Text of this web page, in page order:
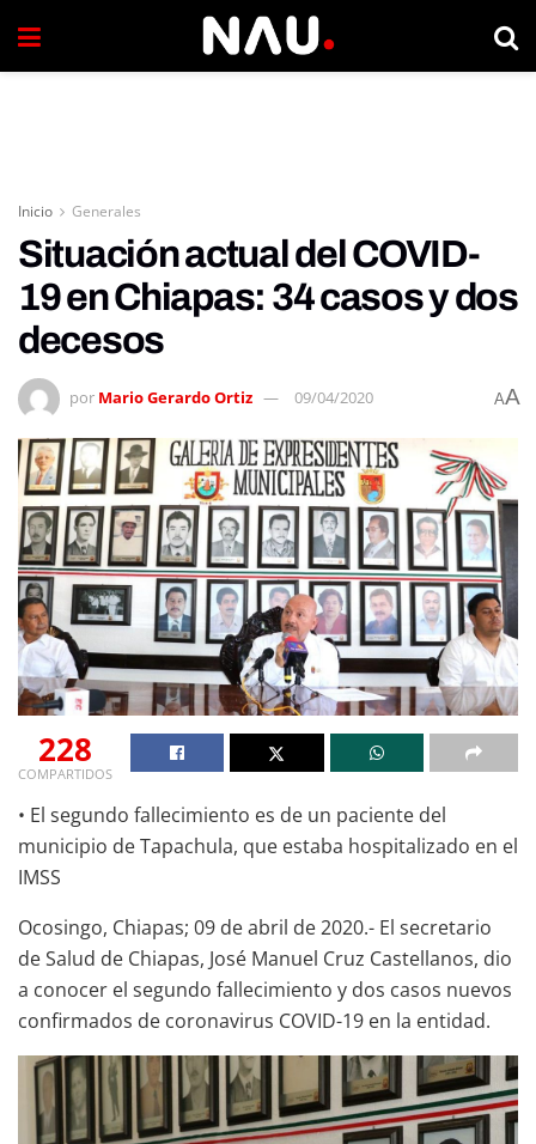
Inicio Generales
Situación actual del COVID-
19 en Chiapas: 34 casos y dos
decesos
por Mario Gerardo Ortiz 09/04/2020 AA
228
COMPARTIDOS
• El segundo fallecimiento es de un paciente del
municipio de Tapachula, que estaba hospitalizado en el
IMSS
Ocosingo, Chiapas; 09 de abril de 2020.- El secretario
de Salud de Chiapas, José Manuel Cruz Castellanos, dio
a conocer el segundo fallecimiento y dos casos nuevos
confirmados de coronavirus COVID-19 en la entidad.